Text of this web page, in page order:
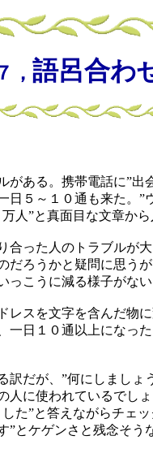
がある。携帯電話に”出
日５～１０通も来た。”
人”と真面目な文章か
合った人のトラブルが
だろうかと疑問に思う
っこうに減る様子がな
レスを文字を含んだ物
一日１０通以上になっ
訳だが、”何にしましょ
人に使われているでし
た”と答えながらチェ
”とケゲンさと残念そう
， 語呂合わ